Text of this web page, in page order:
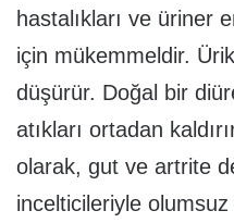
hastalıkları ve üriner
için mükemmeldir.
düşürür. Doğal bir
atıkları ortadan
olarak, gut ve artrite
incelticileriyle